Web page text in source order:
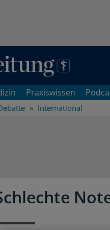
Praxiswissen
International